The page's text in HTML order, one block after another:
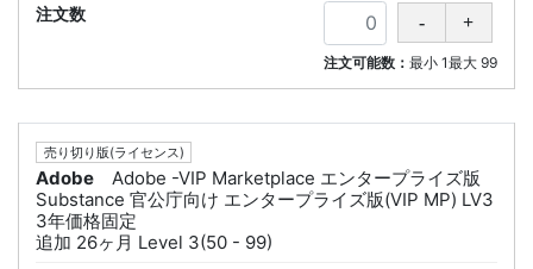
注文可能数： 最小 1最大 99
売り切り版(ライセンス)
Adobe
Adobe -VIP Marketplace エンタープライズ版
Substance 官公庁向け エンタープライズ版(VIP MP) LV3
3年価格固定
追加 26ヶ月 Level 3(50 - 99)